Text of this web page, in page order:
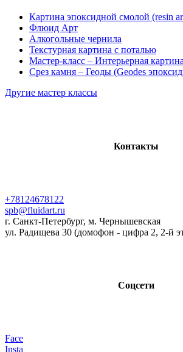
Картина эпоксидной смолой (resin
Флюид Арт
Алкогольные чернила
Текстурная картина с поталью
Мастер-класс – Интерьерная
Срез камня – Геоды (Geodes
Другие мастер классы
Контакты
+78124678122
spb@fluidart.ru
г. Санкт-Петербург, м. Чернышевская
ул. Радищева 30 (домофон - цифра 2, 2-й
Соцсети
Face
Insta